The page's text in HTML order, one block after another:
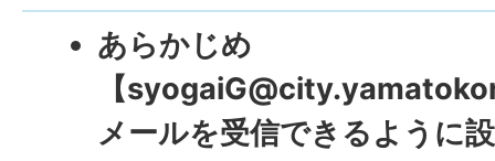
あらかじめ
【
メールを受信できるように